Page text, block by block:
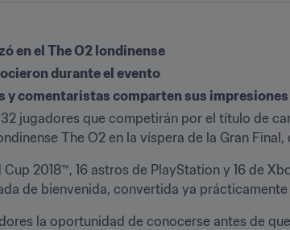
en el The O2 londinense
durante el evento
y comentaristas comparten sus impresiones
jugadores que competirán por el título de
The O2 en la víspera de la Gran Final,
2018™, 16 astros de PlayStation y 16 de
de bienvenida, convertida ya
la oportunidad de conocerse antes de